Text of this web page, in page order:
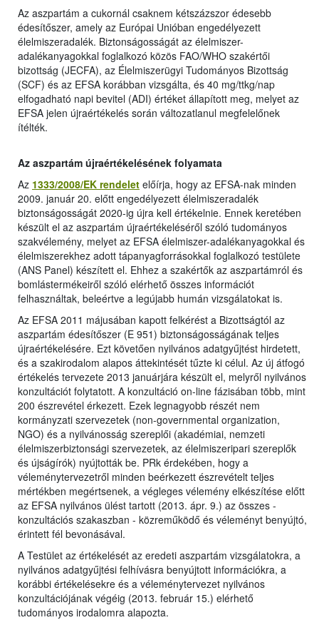
Az aszpartám a cukornál csaknem kétszázszor édesebb
édesítőszer, amely az Európai Unióban engedélyezett
élelmiszeradalék. Biztonságosságát az élelmiszer-
adalékanyagokkal foglalkozó közös FAO/WHO szakértői
bizottság (JECFA), az Élelmiszerügyi Tudományos Bizottság
(SCF) és az EFSA korábban vizsgálta, és 40 mg/ttkg/nap
elfogadható napi bevitel (ADI) értéket állapított meg, melyet az
EFSA jelen újraértékelés során változatlanul megfelelőnek
ítélték.
Az aszpartám újraértékelésének folyamata
Az 1333/2008/EK rendelet előírja, hogy az EFSA-nak minden
2009. január 20. előtt engedélyezett élelmiszeradalék
biztonságosságát 2020-ig újra kell értékelnie. Ennek keretében
készült el az aszpartám újraértékeléséről szóló tudományos
szakvélemény, melyet az EFSA élelmiszer-adalékanyagokkal és
élelmiszerekhez adott tápanyagforrásokkal foglalkozó testülete
(ANS Panel) készített el. Ehhez a szakértők az aszpartámról és
bomlástermékeiről szóló elérhető összes információt
felhasználtak, beleértve a legújabb humán vizsgálatokat is.
Az EFSA 2011 májusában kapott felkérést a Bizottságtól az
aszpartám édesítőszer (E 951) biztonságosságának teljes
újraértékelésére. Ezt követően nyilvános adatgyűjtést hirdetett,
és a szakirodalom alapos áttekintését tűzte ki célul. Az új átfogó
értékelés tervezete 2013 januárjára készült el, melyről nyilvános
konzultációt folytatott. A konzultáció on-line fázisában több, mint
200 észrevétel érkezett. Ezek legnagyobb részét nem
kormányzati szervezetek (non-governmental organization,
NGO) és a nyilvánosság szereplői (akadémiai, nemzeti
élelmiszerbiztonsági szervezetek, az élelmiszeripari szereplők
és újságírók) nyújtották be. PRk érdekében, hogy a
véleménytervezetről minden beérkezett észrevételt teljes
mértékben megértsenek, a végleges vélemény elkészítése előtt
az EFSA nyilvános ülést tartott (2013. ápr. 9.) az összes -
konzultációs szakaszban - közreműködő és véleményt benyújtó,
érintett fél bevonásával.
A Testület az értékelését az eredeti aszpartám vizsgálatokra, a
nyilvános adatgyűjtési felhívásra benyújtott információkra, a
korábbi értékelésekre és a véleménytervezet nyilvános
konzultációjának végéig (2013. február 15.) elérhető
tudományos irodalomra alapozta.